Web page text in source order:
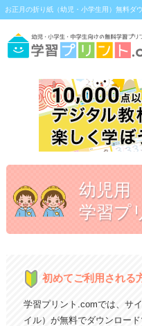
お正月の折り紙（幼児・小学生用）無料ダ
幼児用
学習プ
初めてご利用される
学習プリント.comでは、サ
イル）が無料でダウンロード